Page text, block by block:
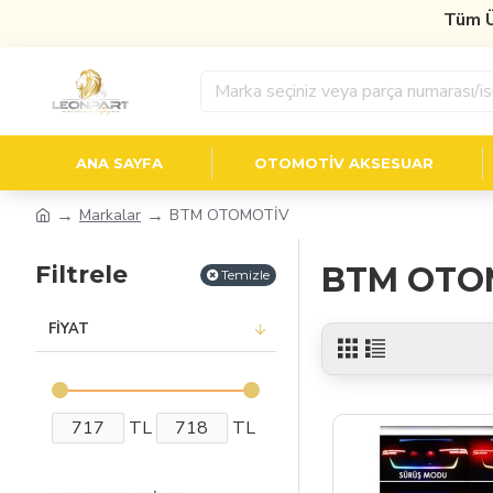
Tüm
ANA SAYFA OTOMOTIV AKSESUAR
Markalar BTM OTOMOTİV
Filtrele Temizle
FIYAT
TL TL
BTM